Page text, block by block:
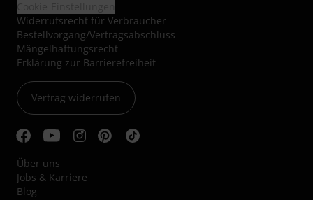
Widerrufsrecht für Verbraucher
Bestellvorgang/Vertragsabschluss
Mängelhaftungsrecht
Erklärung zur Barrierefreiheit
Vertrag widerrufen
Über uns
Jobs & Karriere
Blog